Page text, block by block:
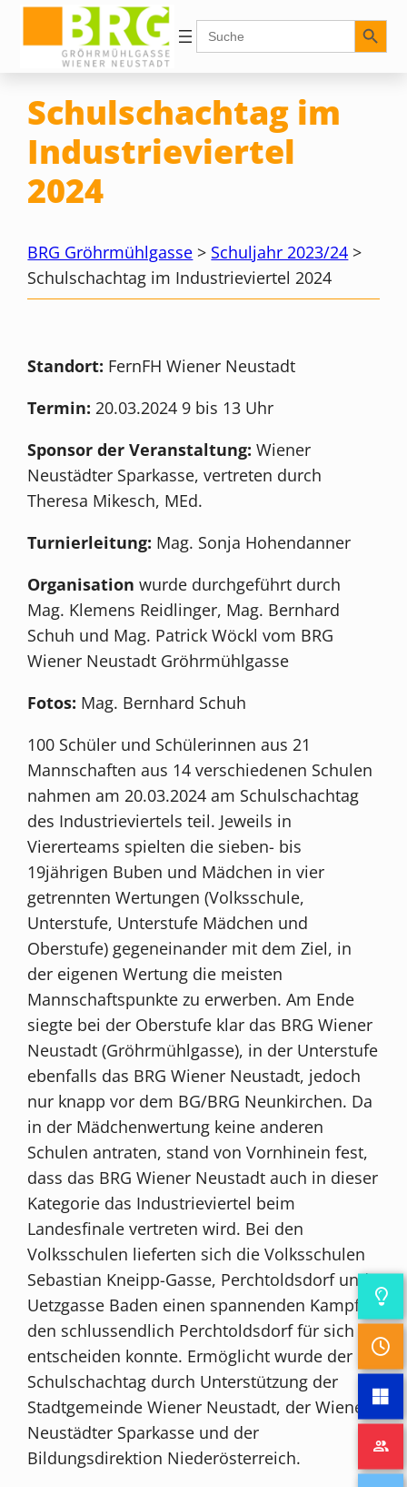
Inhalt
springen
Search
for:
Search Button
Schulschachtag im
Industrieviertel
2024
BRG Gröhrmühlgasse > Schuljahr 2023/24 >
Schulschachtag im Industrieviertel 2024
Standort: FernFH Wiener Neustadt
Termin: 20.03.2024 9 bis 13 Uhr
Sponsor der Veranstaltung: Wiener
Neustädter Sparkasse, vertreten durch
Theresa Mikesch, MEd.
Turnierleitung: Mag. Sonja Hohendanner
Organisationwurde durchgeführt durch
Mag. Klemens Reidlinger, Mag. Bernhard
Schuh und Mag. Patrick Wöckl vom BRG
Wiener Neustadt Gröhrmühlgasse
Fotos: Mag. Bernhard Schuh
100 Schüler und Schülerinnen aus 21
Mannschaften aus 14 verschiedenen Schulen
nahmen am 20.03.2024 am Schulschachtag
des Industrieviertels teil. Jeweils in
Viererteams spielten die sieben- bis
19jährigen Buben und Mädchen in vier
getrennten Wertungen (Volksschule,
Unterstufe, Unterstufe Mädchen und
Oberstufe) gegeneinander mit dem Ziel, in
der eigenen Wertung die meisten
Mannschaftspunkte zu erwerben. Am Ende
siegte bei der Oberstufe klar das BRG Wiener
Neustadt (Gröhrmühlgasse), in der Unterstufe
ebenfalls das BRG Wiener Neustadt, jedoch
nur knapp vor dem BG/BRG Neunkirchen. Da
in der Mädchenwertung keine anderen
Schulen antraten, stand von Vornhinein fest,
dass das BRG Wiener Neustadt auch in dieser
Kategorie das Industrieviertel beim
Landesfinale vertreten wird. Bei den
Volksschulen lieferten sich die Volksschulen
Sebastian Kneipp-Gasse, Perchtoldsdorf und
Uetzgasse Baden einen spannenden Kampf,
den schlussendlich Perchtoldsdorf für sich
entscheiden konnte. Ermöglicht wurde der
Schulschachtag durch Unterstützung der
Stadtgemeinde Wiener Neustadt, der Wiener
Neustädter Sparkasse und der
Bildungsdirektion Niederösterreich.